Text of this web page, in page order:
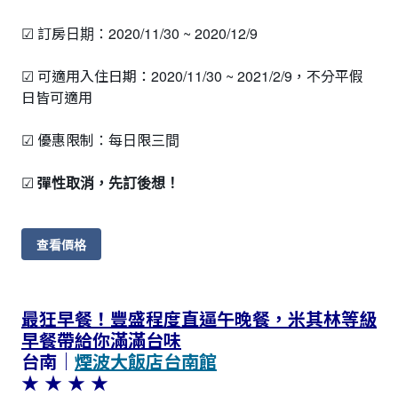
☑ 訂房日期：2020/11/30 ~ 2020/12/9
☑ 可適用入住日期：2020/11/30 ~ 2021/2/9，不分平假
日皆可適用
☑ 優惠限制：每日限三間
☑ 彈性取消，先訂後想！
查看價格
最狂早餐！豐盛程度直逼午晚餐，米其林等級
早餐帶給你滿滿台味
台南｜ 煙波大飯店台南館
★ ★ ★ ★